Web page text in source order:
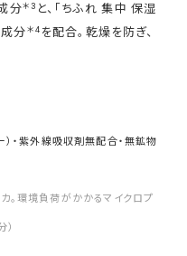
分＊3 と、「ちふれ 集中 保湿
分＊4 を配合。乾燥を防ぎ、
）・紫外線吸収剤無配合・無鉱物
。環境負荷がかかるマイクロプ